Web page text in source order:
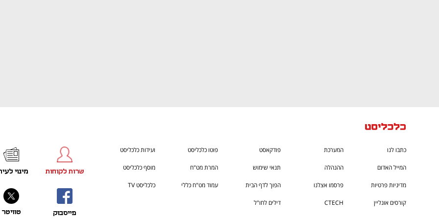
כתבו לנו המערכת פודקאסט פוטו כלכליסט ועידות כלכליסט
המייל האדום ההנהלה תנאי שימוש המרת מט"ח מוסף כלכליסט
מדיניות פרטיות פרסמו אצלנו הפוך לדף הבית עמוד מט"ח כללי כלכליסט TV
קורסים אונליין CTECH
דילים לחו"ל
פייסבוק
שרות לקוחות
טוויטר
מינוי